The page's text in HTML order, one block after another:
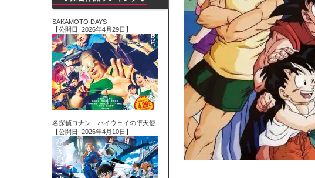
SAKAMOTO DAYS
【公開日: 2026年4月29日】
名探偵コナン ハイウェイの堕天使
【公開日: 2026年4月10日】